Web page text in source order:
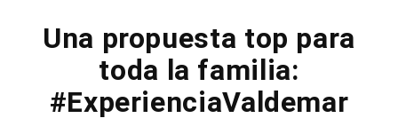
Una propuesta top para
toda la familia:
#ExperienciaValdemar